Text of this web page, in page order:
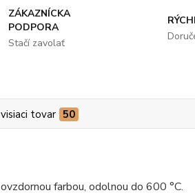
ZÁKAZNÍCKA
PODPORA
Stačí zavolať
tovar 50
farbou, odolnou do 600 °C.